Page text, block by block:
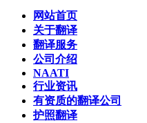
网站首页
关于翻译
翻译服务
公司介绍
NAATI
行业资讯
有资质的翻译公司
护照翻译